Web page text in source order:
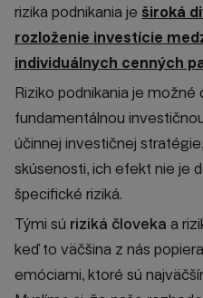
rizika podnikania je široká
rozloženie investície
individuálnych cenných
Riziko podnikania je
fundamentálnou
účinnej investičnej
skúsenosti, ich efekt nie je
špecifické riziká.
Tými sú riziká človeka a
keď to väčšina z nás
emóciami, ktoré sú